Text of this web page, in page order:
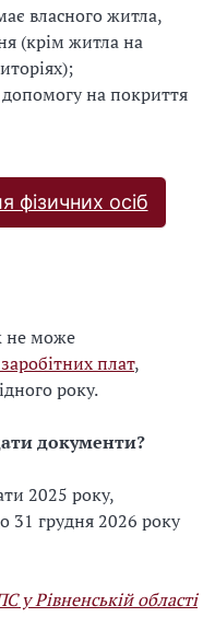
власного житла,
(крім житла на
на покриття
фізичних осіб
не може
плат,
року.
документи?
2025 року,
31 грудня 2026 року
у Рівненській області